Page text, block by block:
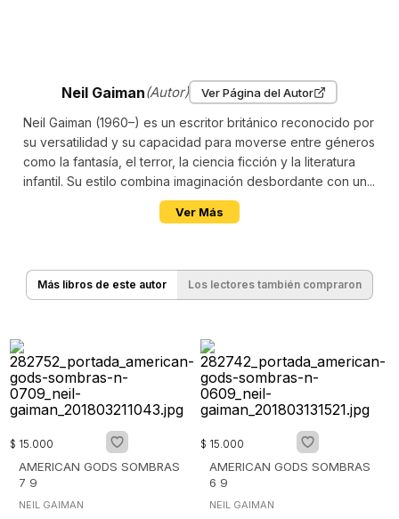
Neil Gaiman(Autor) Ver Página del Autor
Neil Gaiman (1960–) es un escritor británico reconocido por
su versatilidad y su capacidad para moverse entre géneros
como la fantasía, el terror, la ciencia ficción y la literatura
infantil. Su estilo combina imaginación desbordante con un...
Ver Más
Más libros de este autor Los lectores también compraron
$ 15.000
AMERICAN GODS SOMBRAS
7 9
NEIL GAIMAN
$ 15.000
AMERICAN GODS SOMBRAS
6 9
NEIL GAIMAN